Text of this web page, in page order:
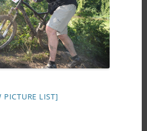
PICTURE LIST]